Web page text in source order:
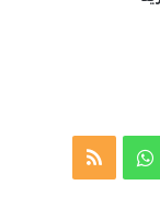
واتسابملخص